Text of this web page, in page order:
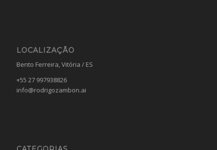
LOCALIZAÇÃO
Bento Ferreira, Vitória / ES
+55 27 997938826
info@rodrigozambon.ai